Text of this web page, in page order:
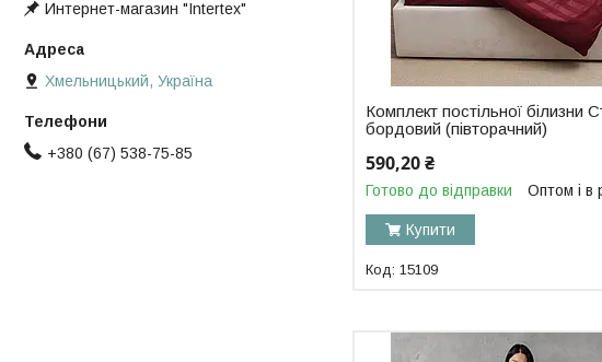
Комплект постільної білизни
бордовий (півторачний)
590,20 ₴
Готово до відправки Оптом і в
Купити
15109
Интернет-магазин "Intertex"
Хмельницький, Україна
+380 (67) 538-75-85